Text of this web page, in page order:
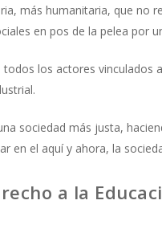
más humanitaria, que no
en pos de la pelea por
los actores
sociedad más justa,
en el aquí y ahora, la
a la